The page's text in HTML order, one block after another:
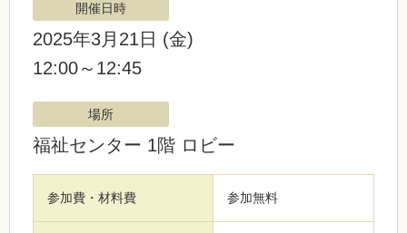
開催日時
2025年3月21日 (金)
12:00～12:45
場所
福祉センター 1階 ロビー
参加費・材料費 参加無料